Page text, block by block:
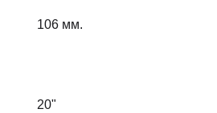
106 мм.
20"